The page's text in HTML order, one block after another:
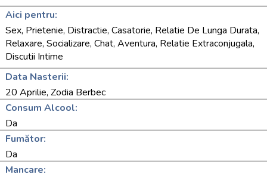
Aici pentru:
Sex, Prietenie, Distractie, Casatorie, Relatie De Lunga Durata,
Relaxare, Socializare, Chat, Aventura, Relatie Extraconjugala,
Discutii Intime
Data Nasterii:
20 Aprilie, Zodia Berbec
Consum Alcool:
Da
Fumător:
Da
Mancare: